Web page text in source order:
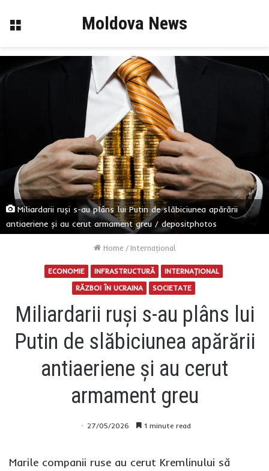
Menu Moldova News
Miliardarii ruși s-au plâns lui Putin de slăbiciunea apărării
antiaeriene și au cerut armament greu / depositphotos
Home / Internaţional
ECONOMIE INFRASTRUCTURĂ
INTERNAŢIONAL
RĂZBOI ÎN UCRAINA
SOCIETATE
Miliardarii ruși s-au plâns lui
Putin de slăbiciunea apărării
antiaeriene și au cerut
armament greu
27/05/2026 1 minute read
Marile companii ruse au cerut Kremlinului să